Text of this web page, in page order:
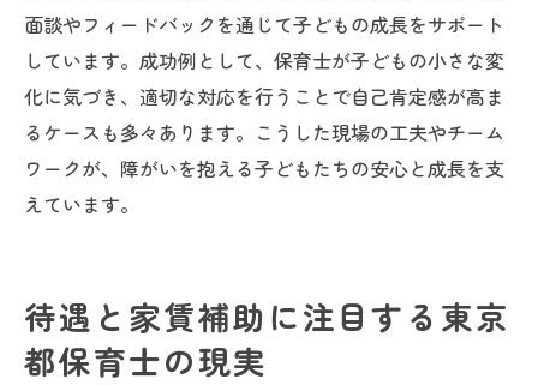
面談やフィードバックを通じて子どもの成長をサポート
しています。成功例として、保育士が子どもの小さな変
化に気づき、適切な対応を行うことで自己肯定感が高ま
るケースも多々あります。こうした現場の工夫やチーム
ワークが、障がいを抱える子どもたちの安心と成長を支
えています。
待遇と家賃補助に注目する東京
都保育士の現実